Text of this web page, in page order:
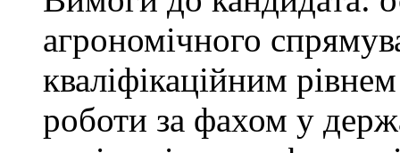
агрономічного
кваліфікаційним
роботи за фахом у